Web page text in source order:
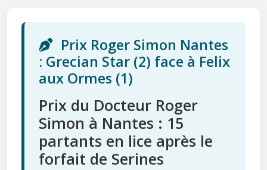
Prix Roger Simon Nantes
: Grecian Star (2) face à Felix
aux Ormes (1)
Prix du Docteur Roger
Simon à Nantes : 15
partants en lice après le
forfait de Serines